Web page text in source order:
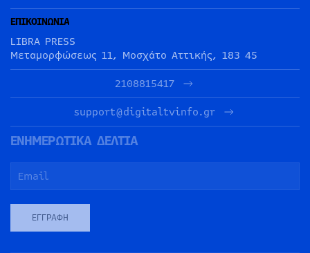
ΕΠΙΚΟΙΝΩΝΙΑ
LIBRA PRESS
Μεταμορφώσεως 11, Μοσχάτο Αττικής, 183 45
2108815417
support@digitaltvinfo.gr
ΕΝΗΜΕΡΩΤΙΚΑ ΔΕΛΤΙΑ
ΕΓΓΡΑΦΉ